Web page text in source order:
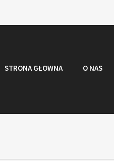
STRONA GŁOWNA O NAS